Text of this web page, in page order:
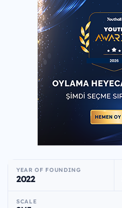
YEAR OF FOUNDING
2022
SCALE